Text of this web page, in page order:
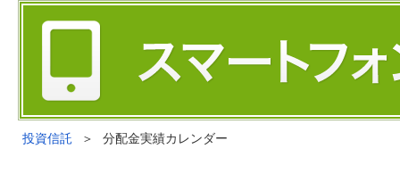
投資信託 ＞ 分配金実績カレンダー